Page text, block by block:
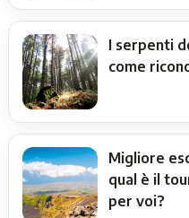
I serpenti
come
Migliore
qual è il
per voi?